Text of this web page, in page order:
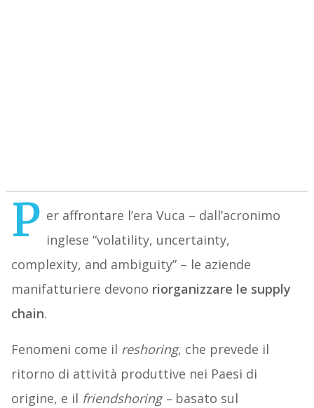
P er affrontare l’era Vuca – dall’acronimo
inglese “volatility, uncertainty,
complexity, and ambiguity” – le aziende
manifatturiere devono riorganizzare le supply
chain.
Fenomeni come il reshoring, che prevede il
ritorno di attività produttive nei Paesi di
origine, e il friendshoring –basato sul